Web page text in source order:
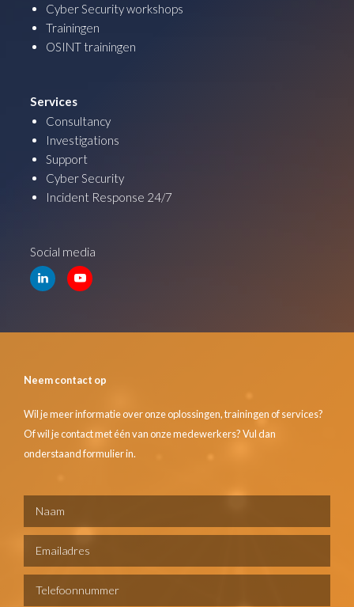
Cyber Security workshops
Trainingen
OSINT trainingen
Services
Consultancy
Investigations
Support
Cyber Security
Incident Response 24/7
Social media
Neem contact op
Wil je meer informatie over onze oplossingen, trainingen of services?
Of wil je contact met één van onze medewerkers? Vul dan
onderstaand formulier in.